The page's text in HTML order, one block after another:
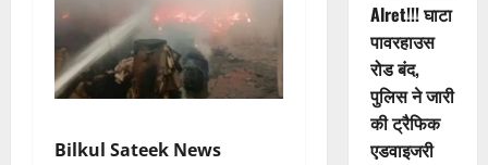
Bilkul Sateek News
Alret!!! घाटा
पावरहाउस
रोड बंद,
पुलिस ने जारी
की ट्रैफिक
एडवाइजरी